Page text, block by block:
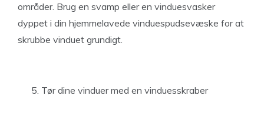
områder. Brug en svamp eller en vinduesvasker
dyppet i din hjemmelavede vinduespudsevæske for at
skrubbe vinduet grundigt.
Tør dine vinduer med en vinduesskraber